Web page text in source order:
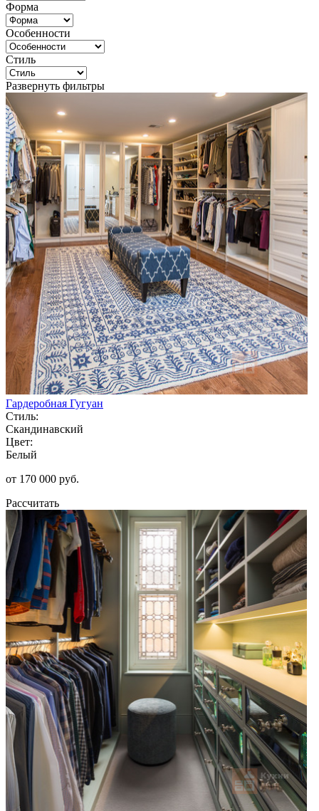
Форма
Особенности
Стиль
Развернуть фильтры
Гардеробная Гугуан
Стиль:
Скандинавский
Цвет:
Белый
от 170 000 руб.
Рассчитать